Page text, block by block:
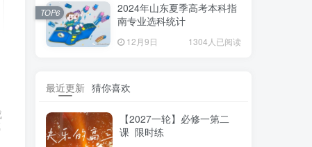
2024年山东夏季高考本科指
南专业选科统计
12月9日 1304人已阅读
TOP6
最近更新 猜你喜欢
【2027一轮】必修一第二
课 限时练